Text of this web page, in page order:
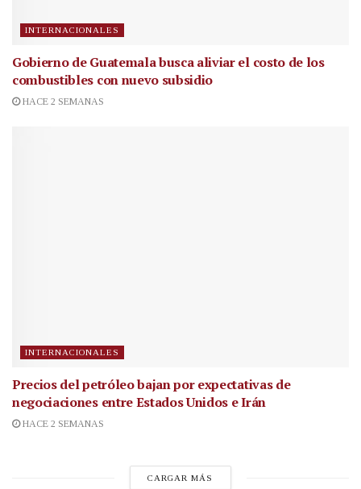
INTERNACIONALES
Gobierno de Guatemala busca aliviar el costo de los
combustibles con nuevo subsidio
HACE 2 SEMANAS
INTERNACIONALES
Precios del petróleo bajan por expectativas de
negociaciones entre Estados Unidos e Irán
HACE 2 SEMANAS
CARGAR MÁS